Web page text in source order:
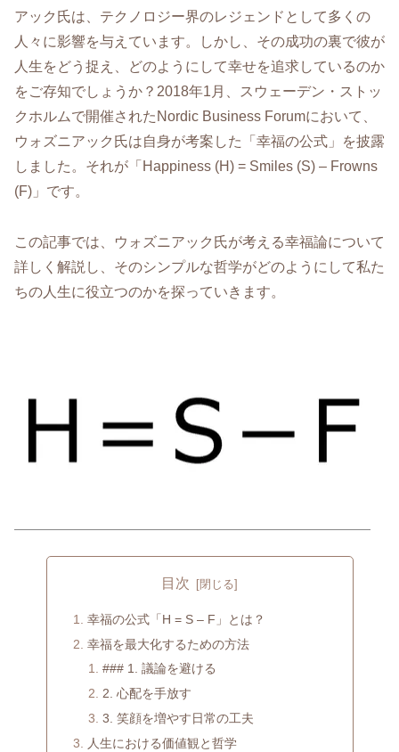
アック氏は、テクノロジー界のレジェンドとして多くの
人々に影響を与えています。しかし、その成功の裏で彼が
人生をどう捉え、どのようにして幸せを追求しているのか
をご存知でしょうか？2018年1月、スウェーデン・ストッ
クホルムで開催されたNordic Business Forumにおいて、
ウォズニアック氏は自身が考案した「幸福の公式」を披露
しました。それが「Happiness (H) = Smiles (S) – Frowns
(F)」です。
この記事では、ウォズニアック氏が考える幸福論について
詳しく解説し、そのシンプルな哲学がどのようにして私た
ちの人生に役立つのかを探っていきます。
目次
幸福の公式「H = S ‒ F」とは？
幸福を最大化するための方法
### 1. 議論を避ける
2. 心配を手放す
3. 笑顔を増やす日常の工夫
人生における価値観と哲学